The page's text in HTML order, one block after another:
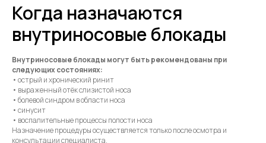
Когда назначаются
внутриносовые блокады
Внутриносовые блокады могут быть рекомендованы при
следующих состояниях:
• острый и хронический ринит
• выраженный отёк слизистой носа
• болевой синдром в области носа
• синусит
• воспалительные процессы полости носа
Назначение процедуры осуществляется только после осмотра и
консультации специалиста.